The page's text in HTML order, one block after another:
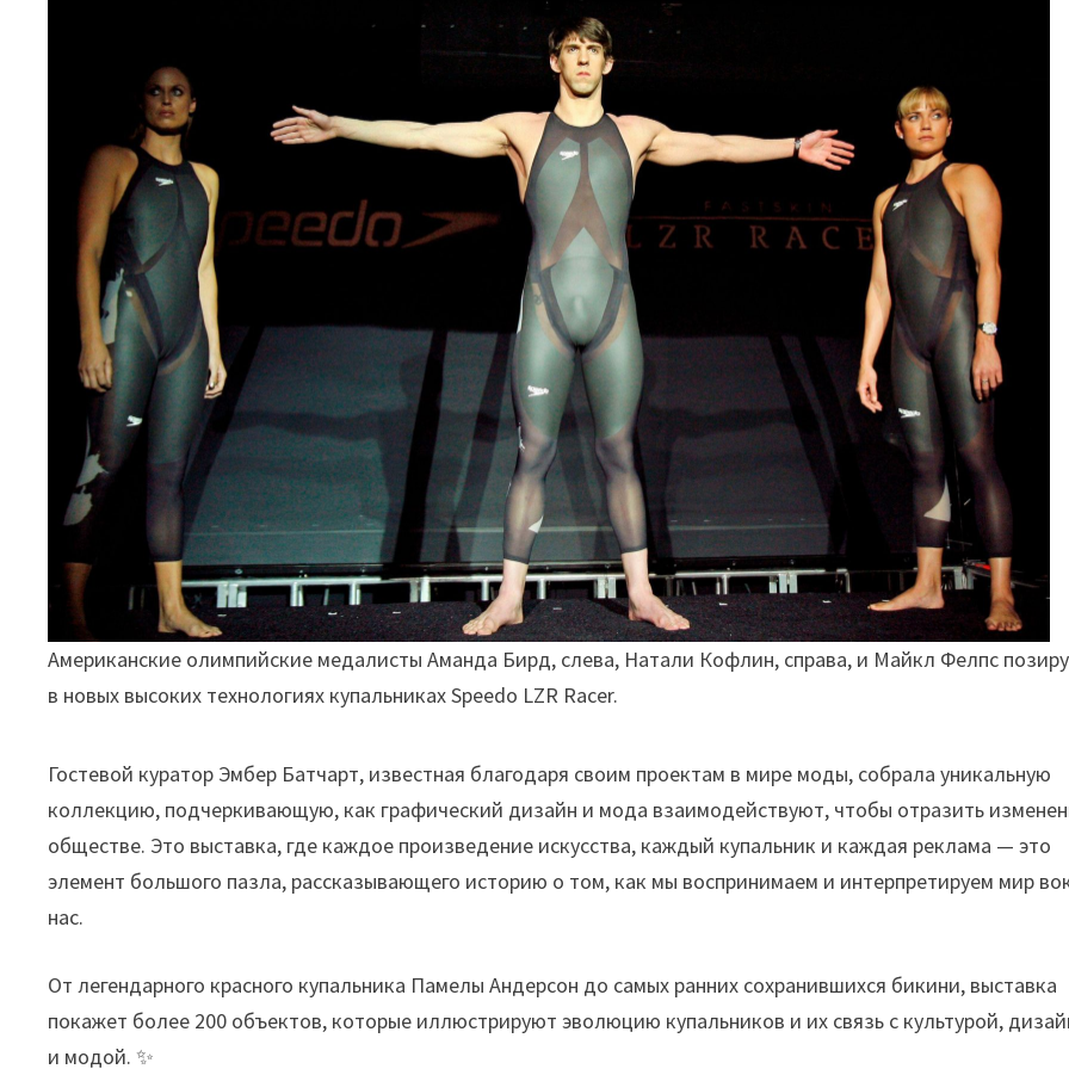
Американские олимпийские медалисты Аманда Бирд, слева, Натали Кофлин, справа, и Майкл Фелпс
в новых высоких технологиях купальниках Speedo LZR Racer.
Гостевой куратор Эмбер Батчарт, известная благодаря своим проектам в мире моды, собрала уникальную
коллекцию, подчеркивающую, как графический дизайн и мода взаимодействуют, чтобы отразить
обществе. Это выставка, где каждое произведение искусства, каждый купальник и каждая реклама — это
элемент большого пазла, рассказывающего историю о том, как мы воспринимаем и интерпретируем мир
нас.
От легендарного красного купальника Памелы Андерсон до самых ранних сохранившихся бикини, выставка
покажет более 200 объектов, которые иллюстрируют эволюцию купальников и их связь с культурой,
и модой. ✨